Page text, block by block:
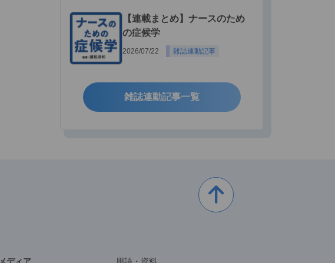
【連載まとめ】ナースのため
の症候学
2026/07/22 雑誌連動記事
雑誌連動記事一覧
メディア 用語・資料